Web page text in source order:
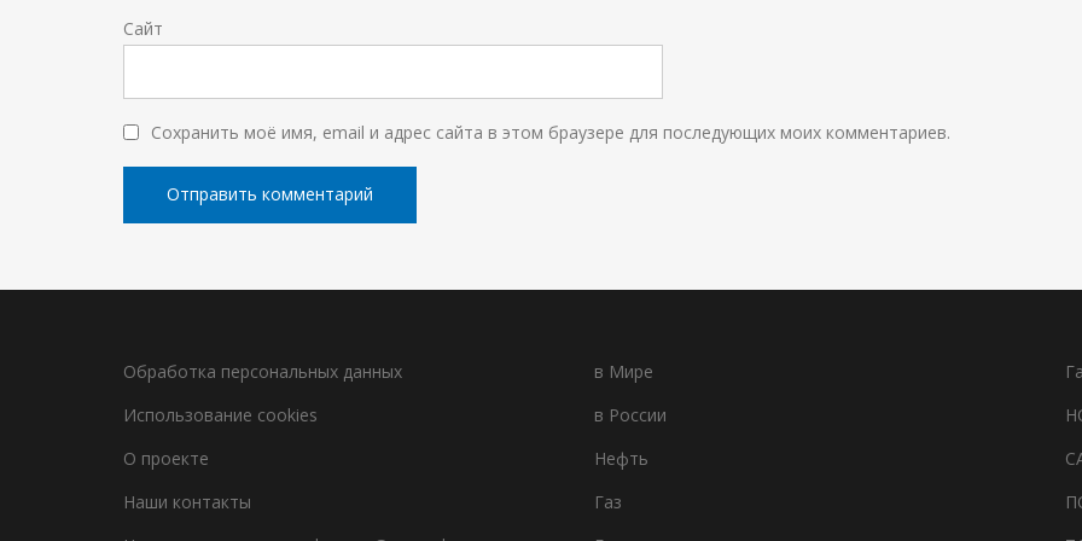
Сайт
Сохранить моё имя, email и адрес сайта в этом браузере для последующих моих комментариев.
Обработка персональных данных
Использование cookies
О проекте
Наши контакты
в Мире
в России
Нефть
Газ